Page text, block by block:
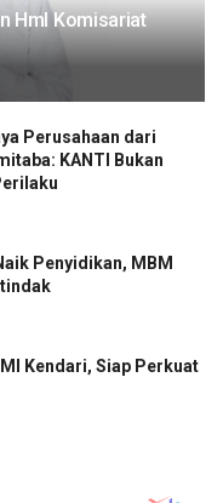
HmI Komisariat
Perusahaan dari
KANTI Bukan
Penyidikan, MBM
Kendari, Siap Perkuat